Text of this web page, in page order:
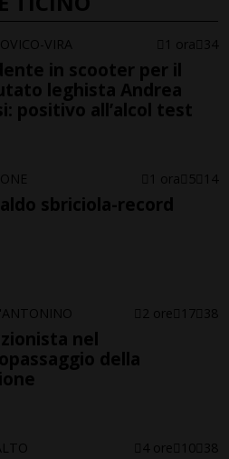
VIRA 1 ora 34
in scooter per il
leghista Andrea
positivo all’alcol test
1 ora 5 14
sbriciola-record
2 ore 17 38
nel
della
4 ore 10 38